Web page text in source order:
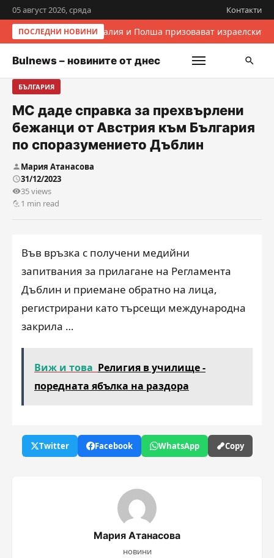
05 август 2026, сряда Контакти
ПОСЛЕДНИ НОВИНИИталия и Полша призовават
Bulnews – новините от днес
БЪЛГАРИЯ
МС даде справка за прехвърлени
бежанци от Австрия към България
по споразумението Дъблин
Мария Атанасова
31/12/2023
35 views
1 min read
Във връзка с получени медийни
запитвания за прилагане на Регламента
Дъблин и приемане обратно на лица,
регистрирани като търсещи международна
закрила …
Виж и това Религия в училище -
поредната ябълка на раздора
Twitter Facebook WhatsApp Copy
Мария Атанасова
новини